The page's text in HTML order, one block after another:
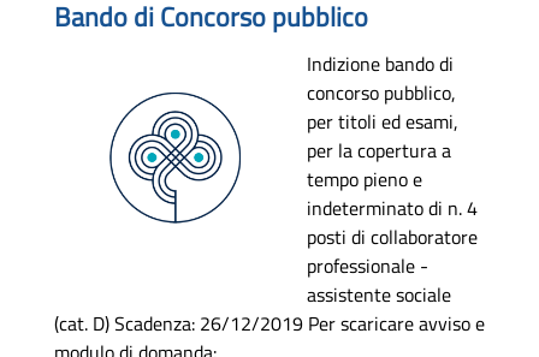
Bando di Concorso pubblico
Indizione bando di
concorso pubblico,
per titoli ed esami,
per la copertura a
tempo pieno e
indeterminato di n. 4
posti di collaboratore
professionale -
assistente sociale
(cat. D) Scadenza: 26/12/2019 Per scaricare avviso e